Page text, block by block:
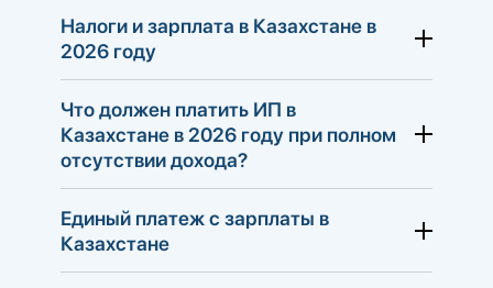
Индивидуальный предприниматель —
это человек, который решил легально
зарабатывать, используя свой личный
статус. По закону. ИП не создаёт
отдельное «юридическое лицо». Он
остаётся тем же самым гражданином,
Налоги и зарплата в Казахстане в
2026 году
Что должен платить ИП в
Казахстане в 2026 году при полном
отсутствии дохода?
Единый платеж с зарплаты в
Казахстане